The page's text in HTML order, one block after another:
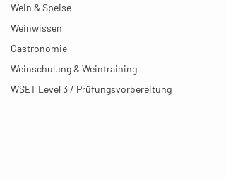
Wein & Speise
Weinwissen
Gastronomie
Weinschulung & Weintraining
WSET Level 3 / Prüfungsvorbereitung